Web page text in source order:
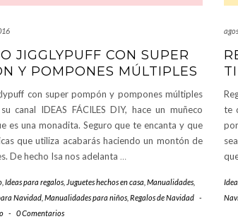
JIGGLYPUFF CON SUPER
Y POMPONES MÚLTIPLES
con super pompón y pompones múltiples
canal IDEAS FÁCILES DIY, hace un muñeco
es una monadita. Seguro que te encanta y que
que utiliza acabarás haciendo un montón de
De hecho Isa nos adelanta …
Ideas para regalos Juguetes hechos en casa Manualidades
Navidad Manualidades para niños Regalos de Navidad -
- 0 Comentarios
te